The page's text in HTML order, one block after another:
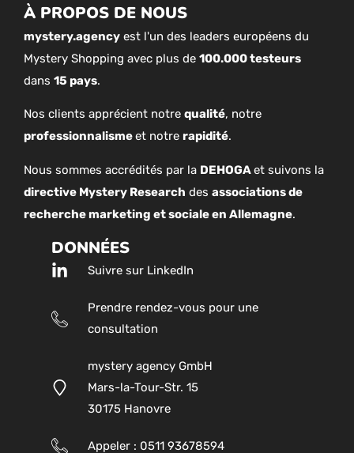
À PROPOS DE NOUS
mystery.agency est l'un des leaders européens du
Mystery Shopping avec plus de 100.000 testeurs
dans 15 pays.
Nos clients apprécient notre qualité, notre
professionnalismeet notre rapidité.
Nous sommes accrédités par la DEHOGAet suivons la
directive Mystery Research des associations de
recherche marketing et sociale en Allemagne.
DONNÉES
Suivre sur LinkedIn
Prendre rendez-vous pour une
consultation
mystery agency GmbH
Mars-la-Tour-Str. 15
30175 Hanovre
Appeler : 0511 93678594